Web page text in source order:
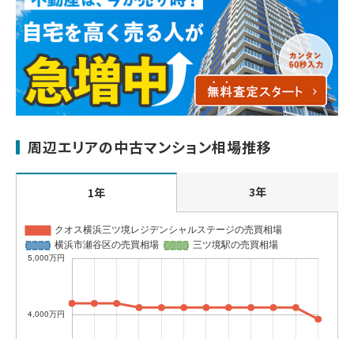
周辺エリアの中古マンション相場推移
1年 3年